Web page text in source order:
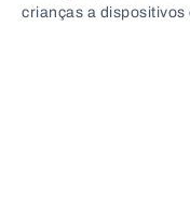
crianças a